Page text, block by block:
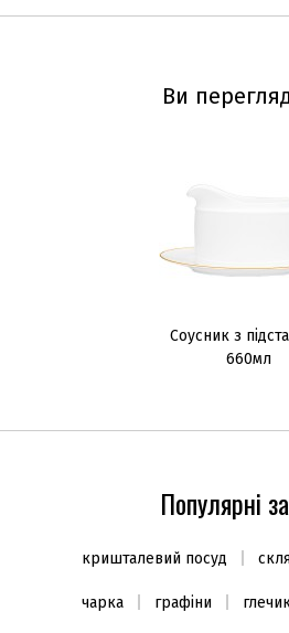
Ви
Cоусник з
660мл
Популярні
кришталевий посуд
чарка графіни